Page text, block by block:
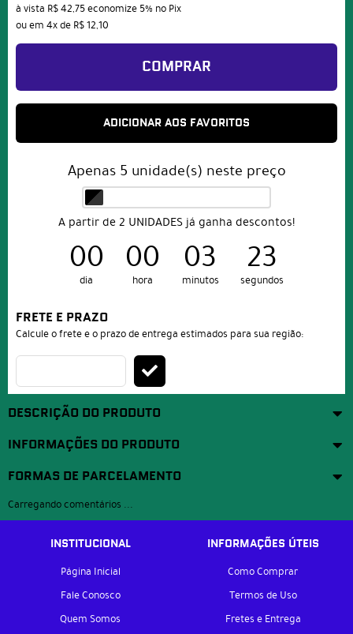
à vista R$ 42,75economize 5% no Pix
ou em 4xde R$ 12,10
COMPRAR
ADICIONAR AOS FAVORITOS
Apenas 5 unidade(s) neste preço
A partir de 2 UNIDADES já ganha descontos!
00
dia
00
hora
03
minutos
23
segundos
FRETE E PRAZO
Calcule o frete e o prazo de entrega estimados para sua região:
DESCRIÇÃO DO PRODUTO
INFORMAÇÕES DO PRODUTO
FORMAS DE PARCELAMENTO
Carregando comentários ...
INSTITUCIONAL
Página Inicial
Fale Conosco
Quem Somos
INFORMAÇÕES ÚTEIS
Como Comprar
Termos de Uso
Fretes e Entrega